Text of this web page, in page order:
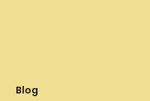
Blog